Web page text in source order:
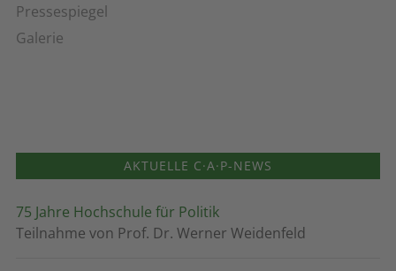
Pressespiegel
Galerie
AKTUELLE C·A·P-NEWS
75 Jahre Hochschule für Politik
Teilnahme von Prof. Dr. Werner Weidenfeld